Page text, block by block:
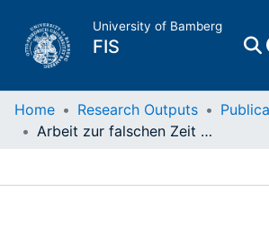
University of Bamberg
FIS
Home
Home Research Outputs
Arbeit zur falschen Zeit am falschen Platz? : Eine Matching-Analyse zu gesundheitlichen Beanspruchungen bei Schicht- und Nachtarbeit